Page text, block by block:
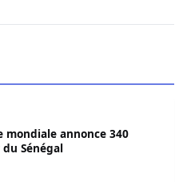
mondiale annonce 340
Sénégal